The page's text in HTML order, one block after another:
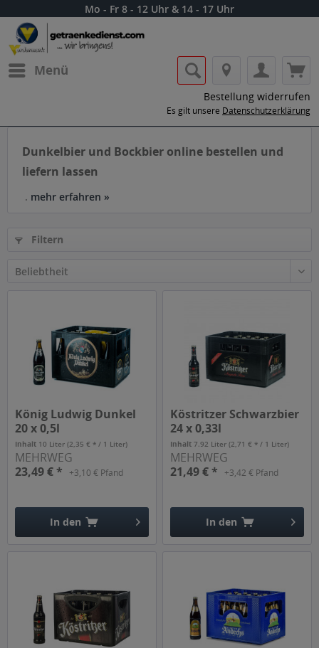
Mo - Fr 8 - 12 Uhr & 14 - 17 Uhr
Menü
Bestellung widerrufen
Es gilt unsere Datenschutzerklärung
Dunkelbier und Bockbier online bestellen und
liefern lassen
. mehr erfahren »
Filtern
König Ludwig Dunkel
20 x 0,5l
Inhalt 10 Liter(2,35 € * / 1 Liter)
MEHRWEG
23,49 € *
+3,10 € Pfand
In den
Köstritzer Schwarzbier
24 x 0,33l
Inhalt7.92 Liter(2,71 € * / 1 Liter)
MEHRWEG
21,49 € *
+3,42 € Pfand
In den